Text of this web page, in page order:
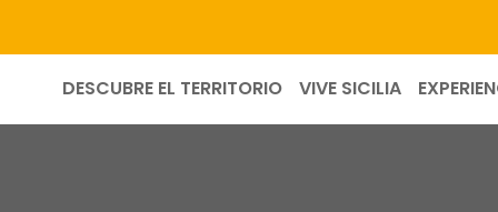
DESCUBRE EL TERRITORIO VIVE SICILIA